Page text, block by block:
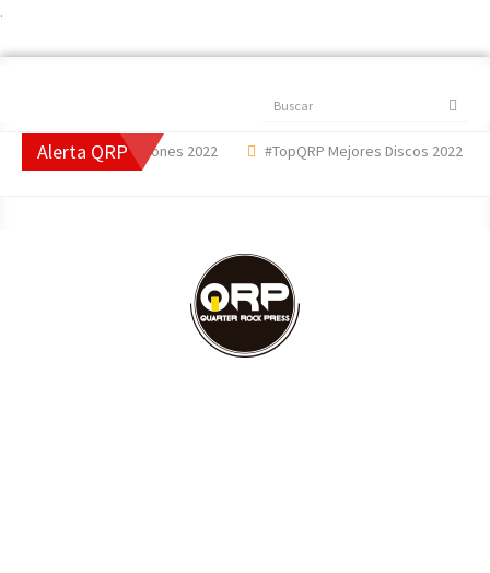
.
Buscar
Alerta QRP
Mejores Canciones 2022 #TopQRP Mejores Discos 2022